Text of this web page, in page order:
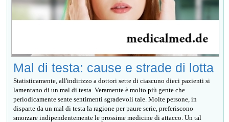
Mal di testa: cause e strade di lotta
Statisticamente, all'indirizzo a dottori sette di ciascuno dieci pazienti si
lamentano di un mal di testa. Veramente è molto più gente che
periodicamente sente sentimenti sgradevoli tale. Molte persone, in
disparte da un mal di testa la ragione per paure serie, preferiscono
smorzare indipendentemente le prossime medicine di attacco. Un tal